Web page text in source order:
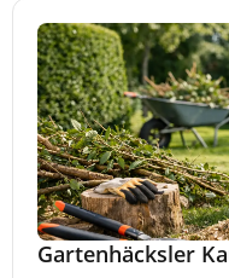
Gartenhäcksler